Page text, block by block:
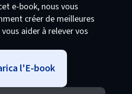
e-book, nous vous
créer de meilleures
aider à relever vos
l'E-book